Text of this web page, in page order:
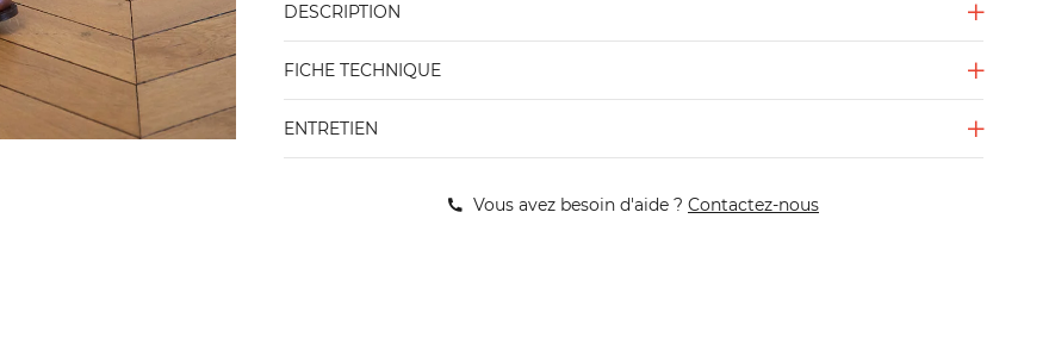
DESCRIPTION
FICHE TECHNIQUE
ENTRETIEN
Vous avez besoin d'aide ? Contactez-nous